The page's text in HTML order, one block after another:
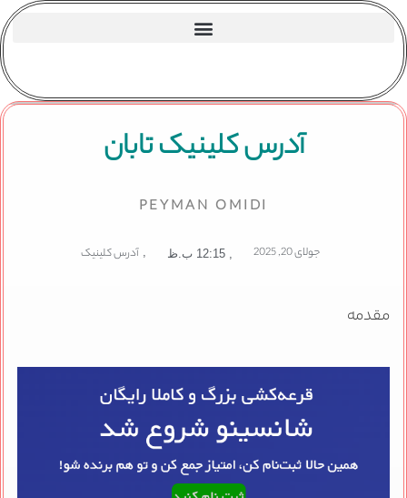
آدرس کلینیک تابان
PEYMAN OMIDI
جولای 20, 2025 12:15 ب.ظ , آدرس کلینیک
مقدمه